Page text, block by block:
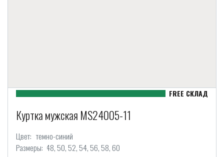
Куртка мужская MS24005-11
Цвет: темно-синий
Размеры: 48 50 52 54 56 58 60